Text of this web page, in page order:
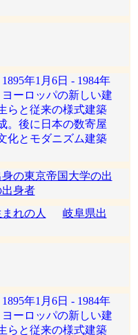
年1月6日 - 1984年
ーロッパの新しい建
らと従来の様式建築
。後に日本の数寄屋
化とモダニズム建築
の東京帝国大学の出
身者
れの人
岐阜県出
年1月6日 - 1984年
ーロッパの新しい建
らと従来の様式建築